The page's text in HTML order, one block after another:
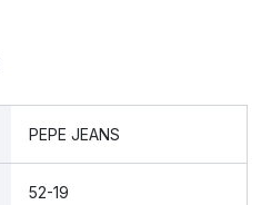
PEPE JEANS
52-19